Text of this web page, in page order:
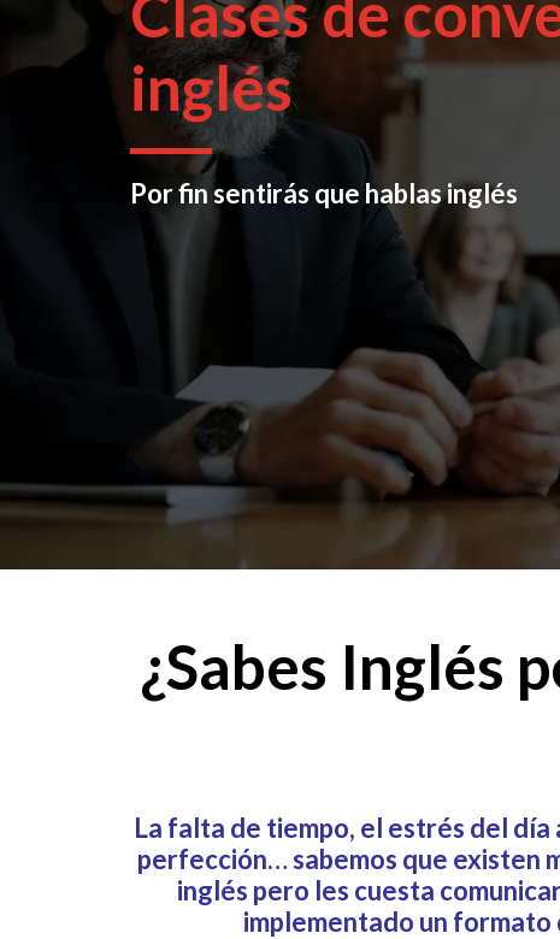
inglés
Por fin sentirás que hablas inglés
¿Sabes Inglés
La falta de tiempo, el estrés del día
perfección… sabemos que existen
inglés pero les cuesta
implementado un formato